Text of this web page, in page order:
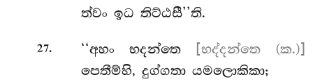
ත්වං ඉධ තිට්ඨසී’’ති.
27. ‘‘අහං භදන්තෙ
[භද්දන්තෙ (ක.)]
පෙතීම්හි, දුග්ගතා යමලොකිකා;